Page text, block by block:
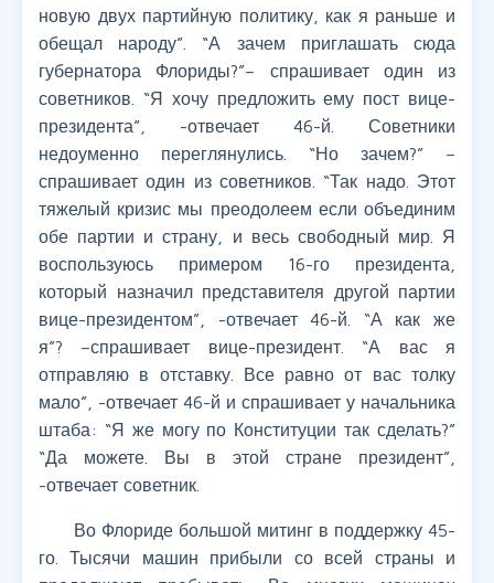
новую двух партийную политику, как я раньше и
обещал народу”. “А зачем приглашать сюда
губернатора Флориды?”– спрашивает один из
советников. “Я хочу предложить ему пост вице-
президента”, -отвечает 46-й. Советники
недоуменно переглянулись. “Но зачем?” –
спрашивает один из советников. “Так надо. Этот
тяжелый кризис мы преодолеем если объединим
обе партии и страну, и весь свободный мир. Я
воспользуюсь примером 16-го президента,
который назначил представителя другой партии
вице-президентом”, -отвечает 46-й. “А как же
я”? –спрашивает вице-президент. “А вас я
отправляю в отставку. Все равно от вас толку
мало”, -отвечает 46-й и спрашивает у начальника
штаба: “Я же могу по Конституции так сделать?”
“Да можете. Вы в этой стране президент”,
-отвечает советник.
Во Флориде большой митинг в поддержку 45-
го. Тысячи машин прибыли со всей страны и